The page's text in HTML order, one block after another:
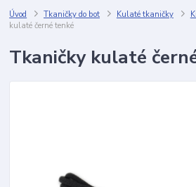
Úvod Tkaničky do bot Kulaté tkaničky
kulaté černé tenké
Tkaničky kulaté